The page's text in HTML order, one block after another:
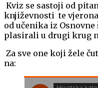
Kviz se sastoji od
književnosti te
od učenika iz
plasirali u drugi krug
Za sve one koji žele
na: